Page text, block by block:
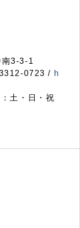
3-3-1
0723 / h
土・日・祝